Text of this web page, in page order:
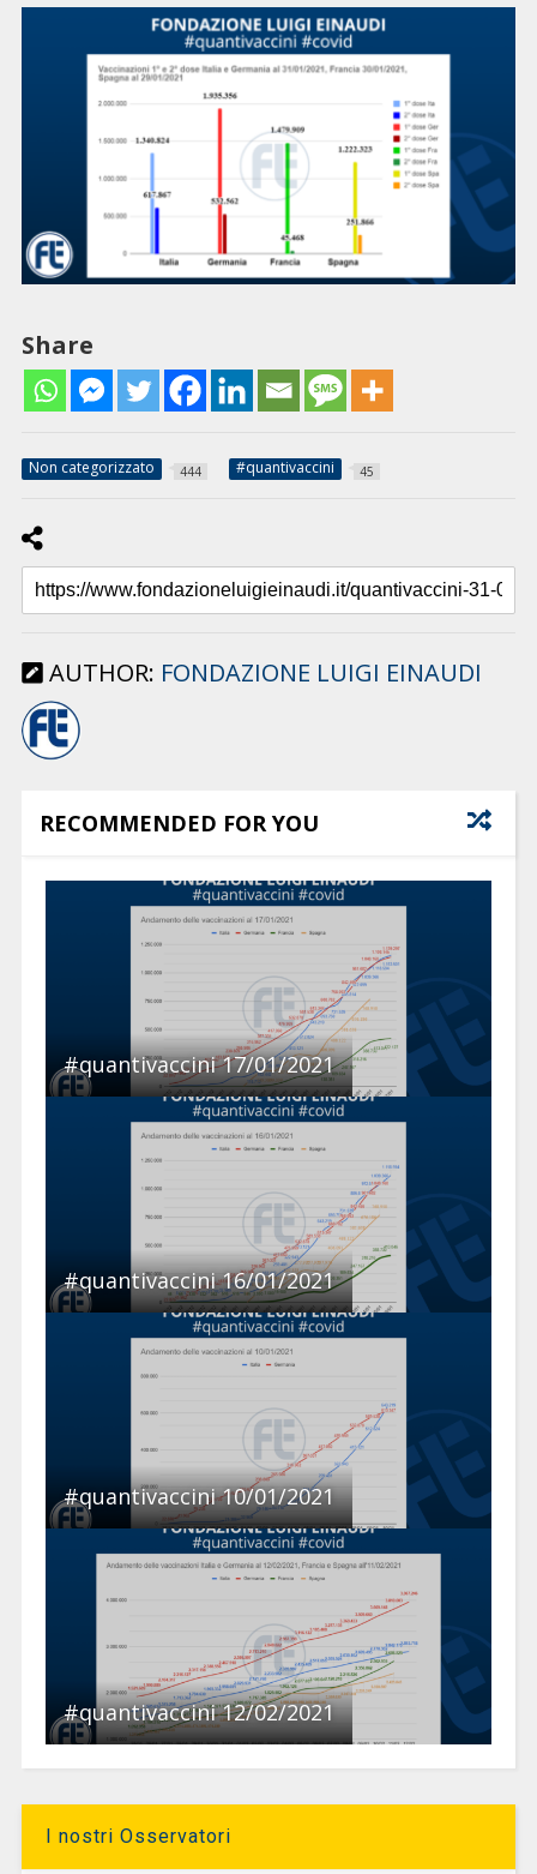
Share
Non categorizzato 444 #quantivaccini 45
AUTHOR: FONDAZIONE LUIGI EINAUDI
RECOMMENDED FOR YOU
#quantivaccini 17/01/2021
#quantivaccini 16/01/2021
#quantivaccini 10/01/2021
#quantivaccini 12/02/2021
I nostri Osservatori